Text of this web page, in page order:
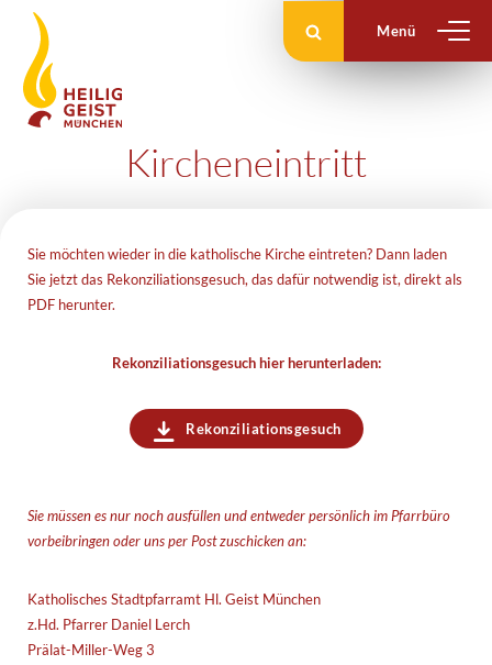
Zum
Inhalt
springen
Kircheneintritt
Sie möchten wieder in die katholische Kirche eintreten? Dann laden
Sie jetzt das Rekonziliationsgesuch, das dafür notwendig ist, direkt als
PDF herunter.
Rekonziliationsgesuch hier herunterladen:
Rekonziliationsgesuch
Sie müssen es nur noch ausfüllen und entweder persönlich im Pfarrbüro
vorbeibringen oder uns per Post zuschicken an:
Katholisches Stadtpfarramt Hl. Geist München
z.Hd. Pfarrer Daniel Lerch
Prälat-Miller-Weg 3